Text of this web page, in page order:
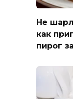
Не
как
пирог